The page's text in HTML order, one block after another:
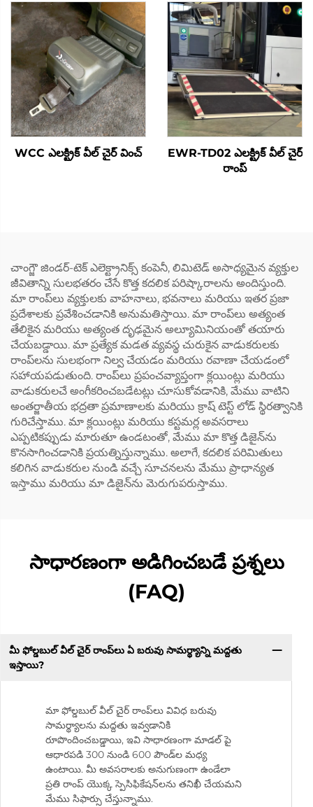
WCC ఎలక్ట్రిక్ వీల్ చైర్ వించ్
EWR-TD02 ఎలక్ట్రిక్ వీల్ చైర్
రాంప్
చాంగ్జౌ జిండర్-టెక్ ఎలెక్ట్రానిక్స్ కంపెనీ, లిమిటెడ్ అసాధ్యమైన వ్యక్తుల
జీవితాన్ని సులభతరం చేసే కొత్త కదలిక పరిష్కారాలను అందిస్తుంది.
మా రాంప్‌లు వ్యక్తులకు వాహనాలు, భవనాలు మరియు ఇతర ప్రజా
ప్రదేశాలకు ప్రవేశించడానికి అనుమతిస్తాయి. మా రాంప్‌లు అత్యంత
తేలికైన మరియు అత్యంత దృఢమైన అల్యూమినియంతో తయారు
చేయబడ్డాయి. మా ప్రత్యేక మడత వ్యవస్థ చురుకైన వాడుకరులకు
రాంప్‌లను సులభంగా నిల్వ చేయడం మరియు రవాణా చేయడంలో
సహాయపడుతుంది. రాంప్‌లు ప్రపంచవ్యాప్తంగా క్లయింట్లు మరియు
వాడుకరులచే అంగీకరించబడేటట్లు చూసుకోవడానికి, మేము వాటిని
అంతర్జాతీయ భద్రతా ప్రమాణాలకు మరియు క్రాష్ టెస్ట్ లోడ్ స్థిరత్వానికి
గురిచేస్తాము. మా క్లయింట్లు మరియు కస్టమర్ల అవసరాలు
ఎప్పటికప్పుడు మారుతూ ఉండటంతో, మేము మా కొత్త డిజైన్‌ను
కొనసాగించడానికి ప్రయత్నిస్తున్నాము. అలాగే, కదలిక పరిమితులు
కలిగిన వాడుకరుల నుండి వచ్చే సూచనలను మేము ప్రాధాన్యత
ఇస్తాము మరియు మా డిజైన్‌ను మెరుగుపరుస్తాము.
సాధారణంగా అడిగించబడే ప్రశ్నలు
(FAQ)
మీ ఫోల్డబుల్ వీల్ చైర్ రాంప్‌లు ఏ బరువు సామర్థ్యాన్ని మద్దతు
ఇస్తాయి?
మా ఫోల్డబుల్ వీల్ చైర్ రాంప్‌లు వివిధ బరువు
సామర్థ్యాలను మద్దతు ఇవ్వడానికి
రూపొందించబడ్డాయి, ఇవి సాధారణంగా మాడల్ పై
ఆధారపడి 300 నుండి 600 పౌండ్‌ల మధ్య
ఉంటాయి. మీ అవసరాలకు అనుగుణంగా ఉండేలా
ప్రతి రాంప్ యొక్క స్పెసిఫికేషన్‌లను తనిఖీ చేయమని
మేము సిఫార్సు చేస్తున్నాము.